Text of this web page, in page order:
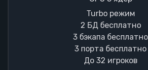
Turbo режим
2 БД бесплатно
3 бэкапа бесплатно
3 порта бесплатно
До 32 игроков